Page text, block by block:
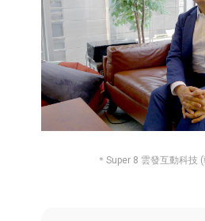
＊Super 8 雲發互動科技